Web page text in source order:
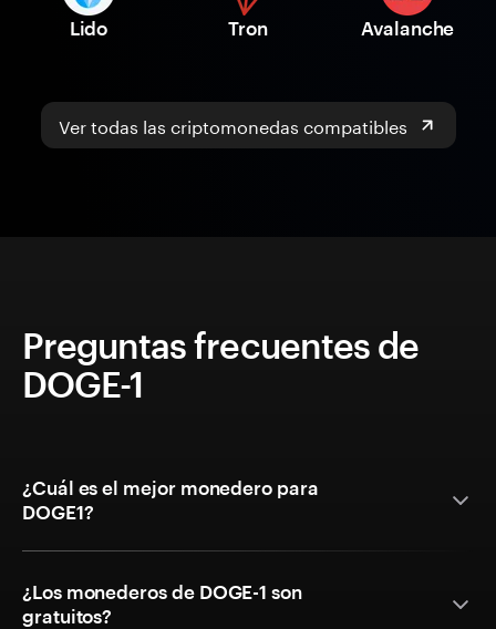
Lido Tron Avalanche
Ver todas las criptomonedas compatibles
Preguntas frecuentes de
DOGE-1
¿Cuál es el mejor monedero para
DOGE1?
¿Los monederos de DOGE-1 son
gratuitos?